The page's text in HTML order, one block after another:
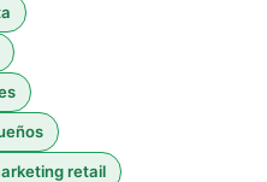
retail